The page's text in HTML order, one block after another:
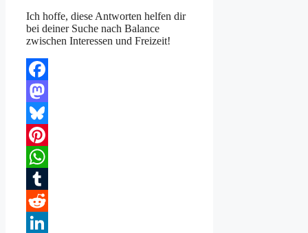
Ich hoffe, diese Antworten helfen dir
bei deiner Suche nach Balance
zwischen Interessen und Freizeit!
Facebook
Mastodon
Bluesky
Pinterest
WhatsApp
Tumblr
Reddit